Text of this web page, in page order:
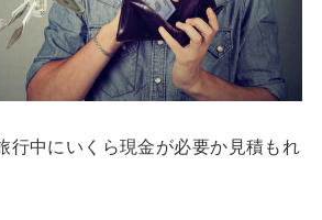
行中にいくら現金が必要か見積もれ